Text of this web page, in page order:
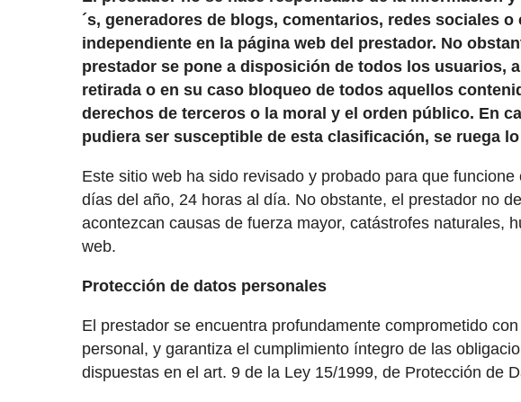
´s, generadores de blogs, comentarios, redes sociales
independiente en la página web del prestador. No
prestador se pone a disposición de todos los usuarios,
retirada o en su caso bloqueo de todos aquellos
derechos de terceros o la moral y el orden público. En
pudiera ser susceptible de esta clasificación, se ruega
Este sitio web ha sido revisado y probado para que
días del año, 24 horas al día. No obstante, el prestador no
acontezcan causas de fuerza mayor, catástrofes naturales,
web.
Protección de datos personales
El prestador se encuentra profundamente comprometido
personal, y garantiza el cumplimiento íntegro de las
dispuestas en el art. 9 de la Ley 15/1999, de Protección de